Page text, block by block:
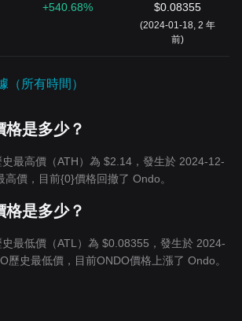
+540.68% $0.08355
(2024-01-18, 2 年
前)
（所有時間）
是多少？
最高價（ATH）為 $2.14，發生於 2024-12-
價，目前{0}價格回撤了 Ondo。
是多少？
最低價（ATL）為 $0.08355，發生於 2024-
歷史最低價，目前ONDO價格上漲了 Ondo。